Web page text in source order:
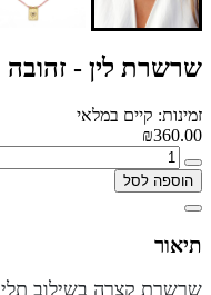
שרשרת לין - זהובה
זמינות: קיים במלאי
₪360.00
הוספה לסל
תיאור
שרשרת קצרה בשילוב